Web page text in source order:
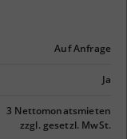
Auf Anfrage
Ja
3 Nettomonatsmieten
zzgl. gesetzl. MwSt.